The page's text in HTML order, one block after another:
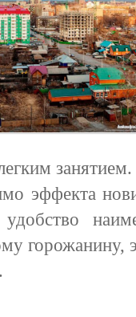
эффекта
удобство
горожанину,